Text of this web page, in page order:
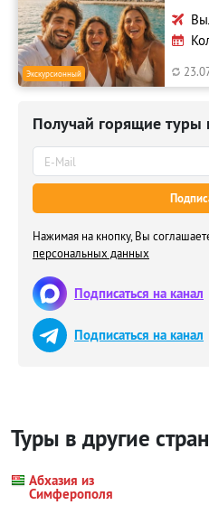
Экскурсионный
Получай горящие
Нажимая на кнопку, Вы
персональных данных
Подписаться на канал
Подписаться на канал
Туры в другие
Абхазия из
Симферополя